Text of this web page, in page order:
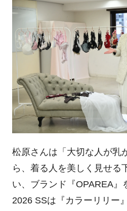
松原さんは「大切な人が乳
ら、着る人を美しく見せる
い、ブランド『OPAREA』
2026 SSは『カラーリリー